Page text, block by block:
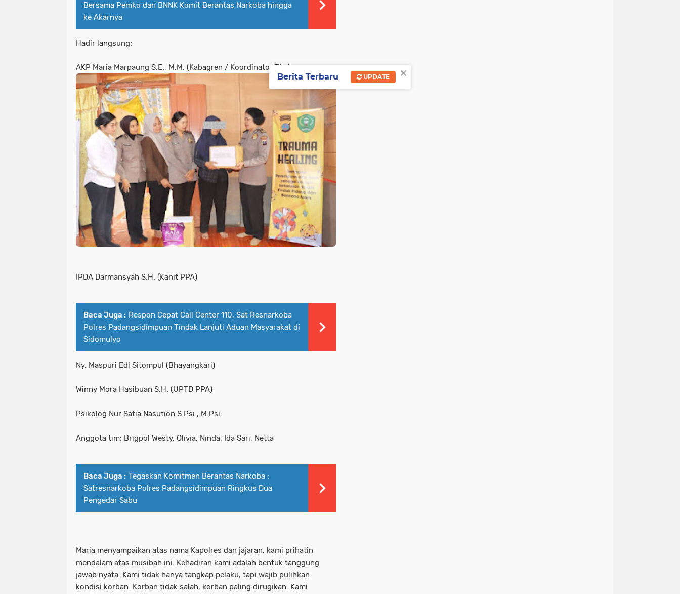
Bersama Pemko dan BNNK Komit Berantas Narkoba hingga
ke Akarnya
Hadir langsung:
AKP Maria Marpaung S.E., M.M. (Kabagren / Koordinator Tim)
IPDA Darmansyah S.H. (Kanit PPA)
Baca Juga : Respon Cepat Call Center 110, Sat Resnarkoba
Polres Padangsidimpuan Tindak Lanjuti Aduan Masyarakat di
Sidomulyo
Ny. Maspuri Edi Sitompul (Bhayangkari)
Winny Mora Hasibuan S.H. (UPTD PPA)
Psikolog Nur Satia Nasution S.Psi., M.Psi.
Anggota tim: Brigpol Westy, Olivia, Ninda, Ida Sari, Netta
Baca Juga : Tegaskan Komitmen Berantas Narkoba :
Satresnarkoba Polres Padangsidimpuan Ringkus Dua
Pengedar Sabu
Maria menyampaikan atas nama Kapolres dan jajaran, kami prihatin
mendalam atas musibah ini. Kehadiran kami adalah bentuk tanggung
jawab nyata. Kami tidak hanya tangkap pelaku, tapi wajib pulihkan
kondisi korban. Korban tidak salah, korban paling dirugikan. Kami
×
Berita Terbaru UPDATE